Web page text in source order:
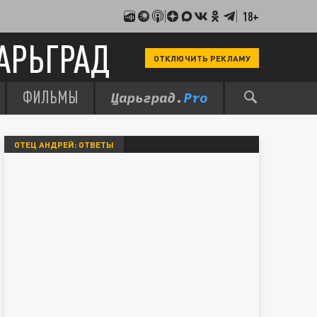
18+
ОТКЛЮЧИТЬ РЕКЛАМУ
ФИЛЬМЫ
ОТЕЦ АНДРЕЙ: ОТВЕТЫ